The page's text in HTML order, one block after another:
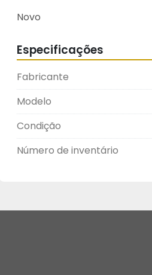
Novo
Especificações
Fabricante
Modelo
Condição
Número de inventário